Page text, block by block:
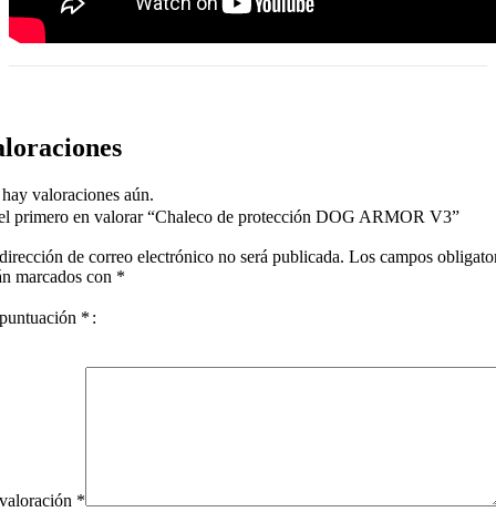
valoraciones aún.
primero en valorar “Chaleco de protección DOG ARMOR V3”
de correo electrónico no será publicada. Los campos
marcados con *
*
*